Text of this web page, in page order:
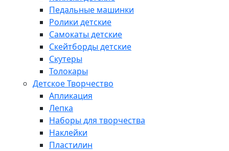
Педальные машинки
Ролики детские
Самокаты детские
Скейтборды детские
Скутеры
Толокары
Детское Творчество
Апликация
Лепка
Наборы для творчества
Наклейки
Пластилин